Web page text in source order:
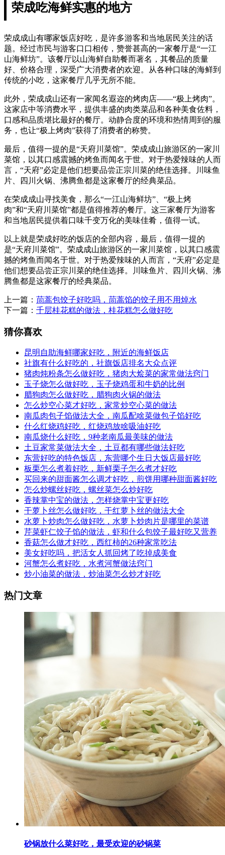
荣成吃海鲜实惠的地方
荣成成山有哪家饭店好吃，是许多游客和当地居民关注的话
题。经过市民与游客口口相传，赞誉甚高的一家餐厅是“一江
山海鲜坊”。该餐厅以山海鲜自助餐而著名，其餐品的质量
好、价格合理，深受广大消费者的欢迎。从各种口味的海鲜到
传统的小吃，这家餐厅几乎无所不能。
此外，荣成成山还有一家闻名遐迩的烤肉店——“极上烤肉”。
这家店中等消费水平，提供丰盛的肉类菜品和各种美食佐料，
口感和品质堪比最好的餐厅。动静合度的环境和热情周到的服
务，也让“极上烤肉”获得了消费者的称赞。
最后，值得一提的是“天府川菜馆”。荣成成山旅游区的一家川
菜馆，以其口感震撼的烤鱼而闻名于世。对于热爱辣味的人而
言，“天府”必定是他们想要品尝正宗川菜的绝佳选择。川味鱼
片、四川火锅、沸腾鱼都是这家餐厅的经典菜品。
在荣成成山寻找美食，那么“一江山海鲜坊”、“极上烤
肉”和“天府川菜馆”都是值得推荐的餐厅。这三家餐厅为游客
和当地居民提供着口味千变万化的美味佳肴，值得一试。
以上就是荣成好吃的饭店的全部内容，最后，值得一提的
是“天府川菜馆”。荣成成山旅游区的一家川菜馆，以其口感震
撼的烤鱼而闻名于世。对于热爱辣味的人而言，“天府”必定是
他们想要品尝正宗川菜的绝佳选择。川味鱼片、四川火锅、沸
腾鱼都是这家餐厅的经典菜品。
上一篇： 茼蒿包饺子好吃吗，茼蒿馅的饺子用不用焯水
下一篇： 千层桂花糕的做法，桂花糕怎么做好吃
猜你喜欢
昆明自助海鲜哪家好吃，附近的海鲜饭店
社旗有什么好吃的，社旗饭店排名大众点评
猪肉炖粉条怎么做好吃，猪肉大烩菜的家常做法窍门
玉子烧怎么做好吃，玉子烧鸡蛋和牛奶的比例
腊狗肉怎么做好吃，腊狗肉火锅的做法
怎么炒空心菜才好吃，家常炒空心菜的做法
南瓜肉包子馅做法大全，南瓜配啥菜做包子馅好吃
什么红烧鸡好吃，红烧鸡放啥吸油好吃
南瓜烧什么好吃，9种老南瓜最美味的做法
土豆家常菜做法大全，土豆都有哪些做法好吃
东营好吃的特色饭店，东营哪个生日大饭店最好吃
板栗怎么煮着好吃，新鲜栗子怎么煮才好吃
买回来的甜面酱怎么调才好吃，煎饼用哪种甜面酱好吃
怎么炒螺丝好吃，螺丝菜怎么炒好吃
香辣掌中宝的做法，怎样烧掌中宝更好吃
干萝卜丝怎么做好吃，干红萝卜丝的做法大全
水萝卜炒肉怎么做好吃，水萝卜炒肉片是哪里的菜谱
芹菜虾仁饺子馅的做法，虾和什么包饺子最好吃又营养
香菇怎么做才好吃，西红柿的26种家常吃法
美女好吃吗，把活女人抓回烤了吃掉成美食
河蟹怎么煮好吃，水煮河蟹做法窍门
炒小油菜的做法，炒油菜怎么炒才好吃
热门文章
砂锅放什么菜好吃，最受欢迎的砂锅菜